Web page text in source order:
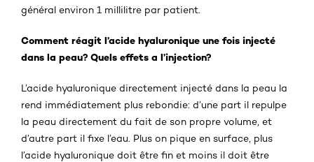
général environ 1 millilitre par patient.
Comment réagit l’acide hyaluronique une fois injecté
dans la peau? Quels effets a l’injection?
L’acide hyaluronique directement injecté dans la peau la
rend immédiatement plus rebondie: d’une part il repulpe
la peau directement du fait de son propre volume, et
d’autre part il fixe l’eau. Plus on pique en surface, plus
l’acide hyaluronique doit être fin et moins il doit être